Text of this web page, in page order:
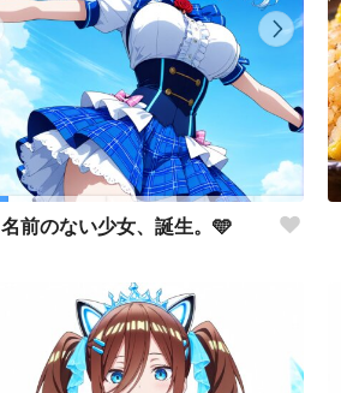
名前のない少女、誕生。🩵